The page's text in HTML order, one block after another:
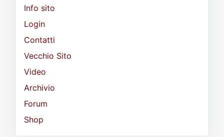
Info sito
Login
Contatti
Vecchio Sito
Video
Archivio
Forum
Shop